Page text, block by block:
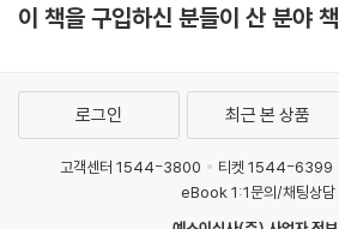
이 책을 구입하신 분들이 산 분야 책
로그인 최근 본 상품
고객센터 1544-3800 티켓 1544-6399
eBook 1:1문의/채팅상담